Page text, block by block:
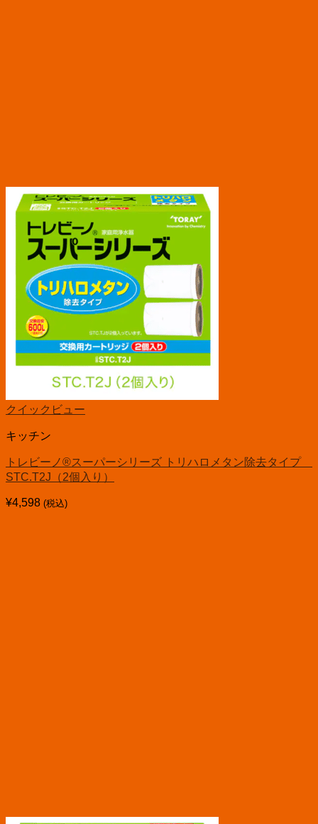
クイックビュー
キッチン
トレビーノ®スーパーシリーズ トリハロメタン除去タイプ
STC.T2J（2個入り）
¥4,598 (税込)